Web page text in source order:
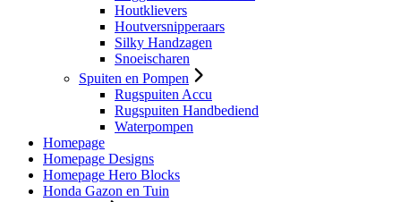
Houtklievers
Houtversnipperaars
Silky Handzagen
Snoeischaren
Spuiten en Pompen
Rugspuiten Accu
Rugspuiten Handbediend
Waterpompen
Homepage
Homepage Designs
Homepage Hero Blocks
Honda Gazon en Tuin